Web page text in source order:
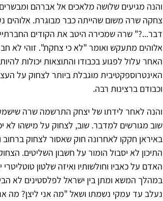
והנה מגיעים שלושה מלאכים אל אברהם
צחקה שרה משום שהייתה כבר מבוגרת. אלוהים
דבר...?" שרה שמכירה היטב את הקודים
אלוהים מתעקש ואומר "לא כי צחקת". זוהי לא
האחר עלול לפגוע בכבודו והתוצאות יכולות
האינטרוספקטיבית מוגבלת ביותר לצחוק על
וכבודם ברצינות רבה.
והנה לאחר לידתו של יצחק התרשמה שרה
שוב מגורשים למדבר. שוב, לצחוק על מישהו לא
באיראן חקקו לאחרונה חוק שאסור לצחוק
התיכון לא יסבול הומור על חשבון השליטים.
האדם על כאביו וחולשותיו ואיזה שלטון
במהלך המשא ומתן בין ישראל לפלסטינים לא
נעלב עד עמקי נשמתו ושאל "מה אני ליצן? מה